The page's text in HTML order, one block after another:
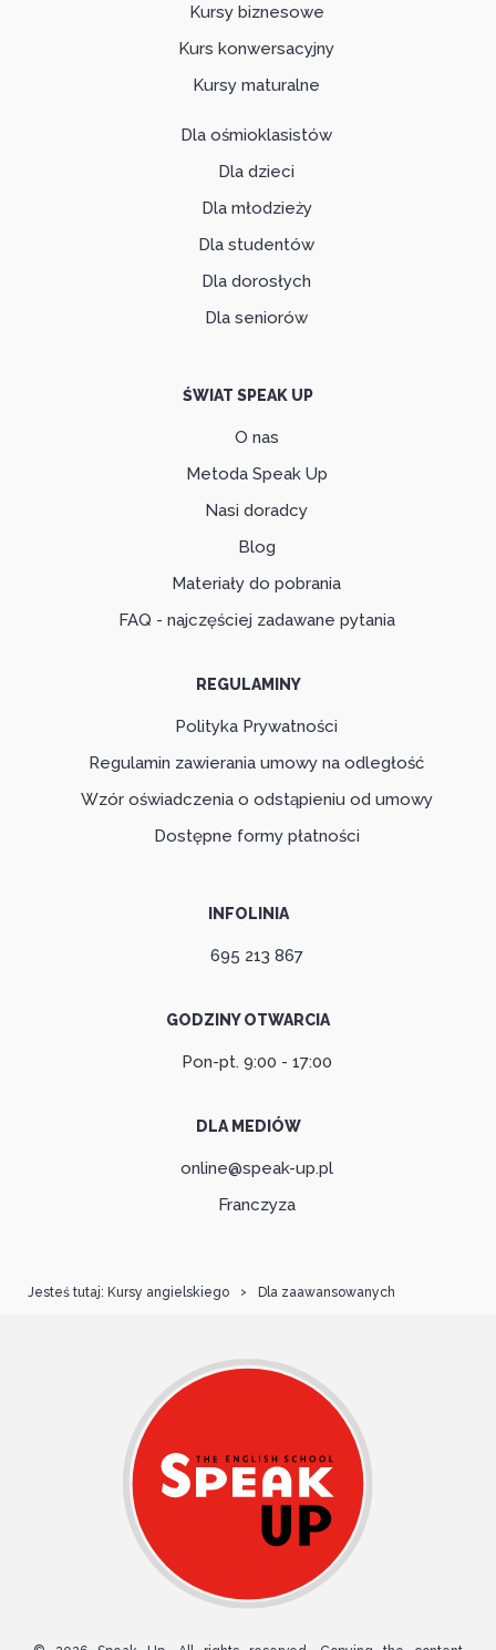
Kursy biznesowe
Kurs konwersacyjny
Kursy maturalne
Dla ośmioklasistów
Dla dzieci
Dla młodzieży
Dla studentów
Dla dorosłych
Dla seniorów
ŚWIAT SPEAK UP
O nas
Metoda Speak Up
Nasi doradcy
Blog
Materiały do pobrania
FAQ - najczęściej zadawane pytania
REGULAMINY
Polityka Prywatności
Regulamin zawierania umowy na odległość
Wzór oświadczenia o odstąpieniu od umowy
Dostępne formy płatności
INFOLINIA
695 213 867
GODZINY OTWARCIA
Pon-pt. 9:00 - 17:00
DLA MEDIÓW
online@speak-up.pl
Franczyza
Kursy angielskiego Dla zaawansowanych